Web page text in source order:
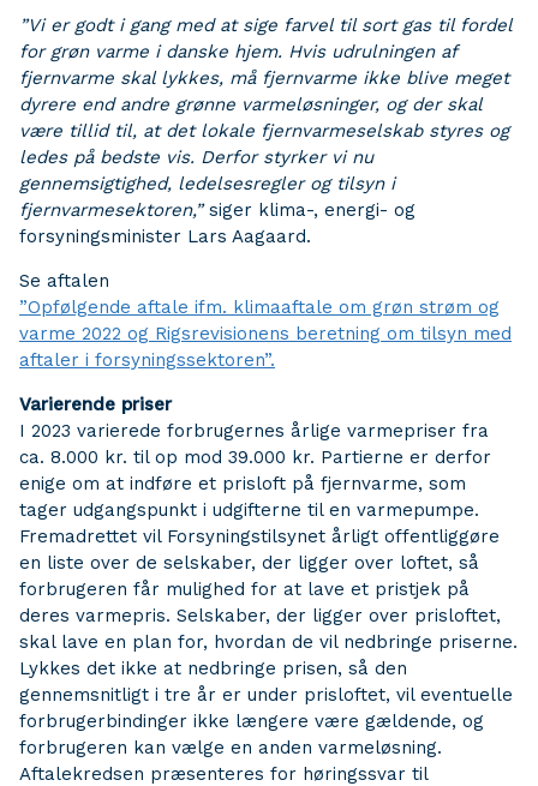
”Vi er godt i gang med at sige farvel til sort gas til fordel
for grøn varme i danske hjem. Hvis udrulningen af
fjernvarme skal lykkes, må fjernvarme ikke blive meget
dyrere end andre grønne varmeløsninger, og der skal
være tillid til, at det lokale fjernvarmeselskab styres og
ledes på bedste vis. Derfor styrker vi nu
gennemsigtighed, ledelsesregler og tilsyn i
fjernvarmesektoren,”siger klima-, energi- og
forsyningsminister Lars Aagaard.
Se aftalen
”Opfølgende aftale ifm. klimaaftale om grøn strøm og
varme 2022 og Rigsrevisionens beretning om tilsyn med
aftaler i forsyningssektoren”.
Varierende priser
I 2023 varierede forbrugernes årlige varmepriser fra
ca. 8.000 kr. til op mod 39.000 kr. Partierne er derfor
enige om at indføre et prisloft på fjernvarme, som
tager udgangspunkt i udgifterne til en varmepumpe.
Fremadrettet vil Forsyningstilsynet årligt offentliggøre
en liste over de selskaber, der ligger over loftet, så
forbrugeren får mulighed for at lave et pristjek på
deres varmepris. Selskaber, der ligger over prisloftet,
skal lave en plan for, hvordan de vil nedbringe priserne.
Lykkes det ikke at nedbringe prisen, så den
gennemsnitligt i tre år er under prisloftet, vil eventuelle
forbrugerbindinger ikke længere være gældende, og
forbrugeren kan vælge en anden varmeløsning.
Aftalekredsen præsenteres for høringssvar til